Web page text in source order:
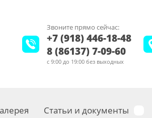
Звоните прямо сейчас:
+7 (918) 446-18-48
8 (86137) 7-09-60
с 9:00 до 19:00 без выходных
Статьи и документы